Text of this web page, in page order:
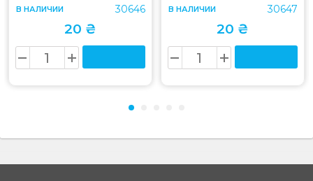
В НАЛИЧИИ 30646
20 ₴
В НАЛИЧИИ 30647
20 ₴